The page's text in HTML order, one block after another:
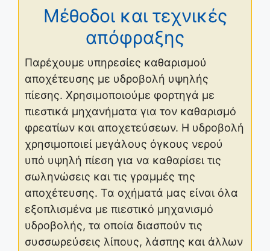
Μέθοδοι και τεχνικές
απόφραξης
Παρέχουμε υπηρεσίες καθαρισμού
αποχέτευσης με υδροβολή υψηλής
πίεσης. Χρησιμοποιούμε φορτηγά με
πιεστικά μηχανήματα για τον καθαρισμό
φρεατίων και αποχετεύσεων. Η υδροβολή
χρησιμοποιεί μεγάλους όγκους νερού
υπό υψηλή πίεση για να καθαρίσει τις
σωληνώσεις και τις γραμμές της
αποχέτευσης. Τα οχήματά μας είναι όλα
εξοπλισμένα με πιεστικό μηχανισμό
υδροβολής, τα οποία διασπούν τις
συσσωρεύσεις λίπους, λάσπης και άλλων